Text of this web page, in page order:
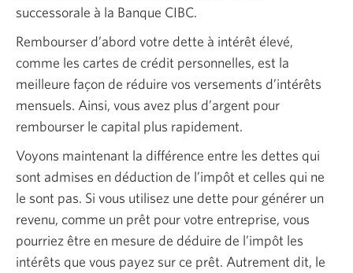
successorale à la Banque CIBC.
Rembourser d’abord votre dette à intérêt élevé,
comme les cartes de crédit personnelles, est la
meilleure façon de réduire vos versements d’intérêts
mensuels. Ainsi, vous avez plus d’argent pour
rembourser le capital plus rapidement.
Voyons maintenant la différence entre les dettes qui
sont admises en déduction de l’impôt et celles qui ne
le sont pas. Si vous utilisez une dette pour générer un
revenu, comme un prêt pour votre entreprise, vous
pourriez être en mesure de déduire de l’impôt les
intérêts que vous payez sur ce prêt. Autrement dit, le